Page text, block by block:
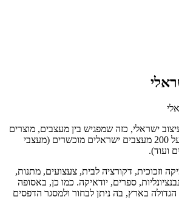
ישראלי, כזה שמפגיש בין מעצבים, מוצרים
וקהל. באסופה מציגים מעל 200 מעצבים ישראלים מוכשרים (מעצבי
ועוד).
וזכוכית, דקורציה לבית, צעצועים, מתנות,
ספרים, יודאיקה. כמו כן, באסופה
בארץ, בה ניתן לבחור ולמסגר הדפסים